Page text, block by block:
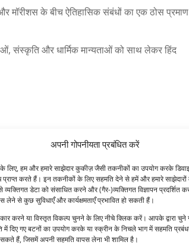
अपनी गोपनीयता प्रबंधित करें
लिए, हम और हमारे साझेदार कुकीज़ जैसी तकनीकों का उपयोग करके
करते हैं। इन तकनीकों के लिए सहमति देने से हमें और हमारे साझेदारों
व्यक्तिगत डेटा को संसाधित करने और (गैर-)व्यक्तिगत विज्ञापन प्रदर्शित
लेने से कुछ सुविधाएँ और कार्यक्षमताएँ प्रभावित हो सकती हैं।
करने या विस्तृत विकल्प चुनने के लिए नीचे क्लिक करें। आपके द्वारा
में दिए गए बटनों का उपयोग करके या स्क्रीन के निचले भाग में सहमति
हैं, जिसमें अपनी सहमति वापस लेना भी शामिल है।
मॉरीशस के बीच ऐतिहासिक संबंधों का एक ठोस
संस्कृति और धार्मिक मान्यताओं को साथ लेकर हिंद